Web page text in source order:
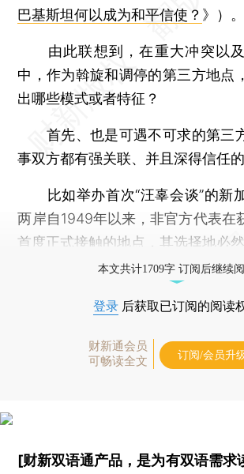
巴基斯坦何以成为和平信使？ 》）。
由此联想到，在重大冲突以及
中，作为斡旋和调停的第三方地点
出哪些模式或者特征？
首先、也是可遇不可求的第三
事双方都有强关联、并且深得信任的
比如举办首次“汪辜会谈”的新
两岸自1949年以来，非官方代表在
首度正式接触的地点，其选择地必然
本文共计1709字 订阅后继续
登录 后获取已订阅的阅读
财新通会员
可畅读全文
订阅/会员升
[财新双语通产品，是为有双语需求